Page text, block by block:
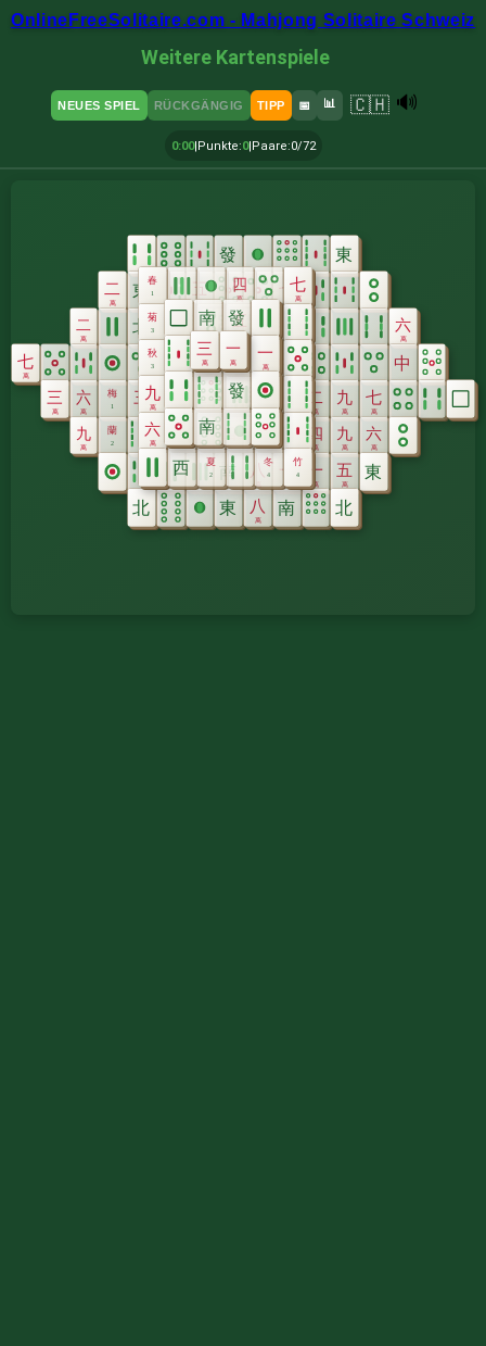
OnlineFreeSolitaire.com - Mahjong Solitaire Schweiz
NEUES SPIEL RÜCKGÄNGIG TIPP 📅 📊
Weitere Kartenspiele
🇨🇭 🔊
0:00|Punkte:0|Paare:0/72